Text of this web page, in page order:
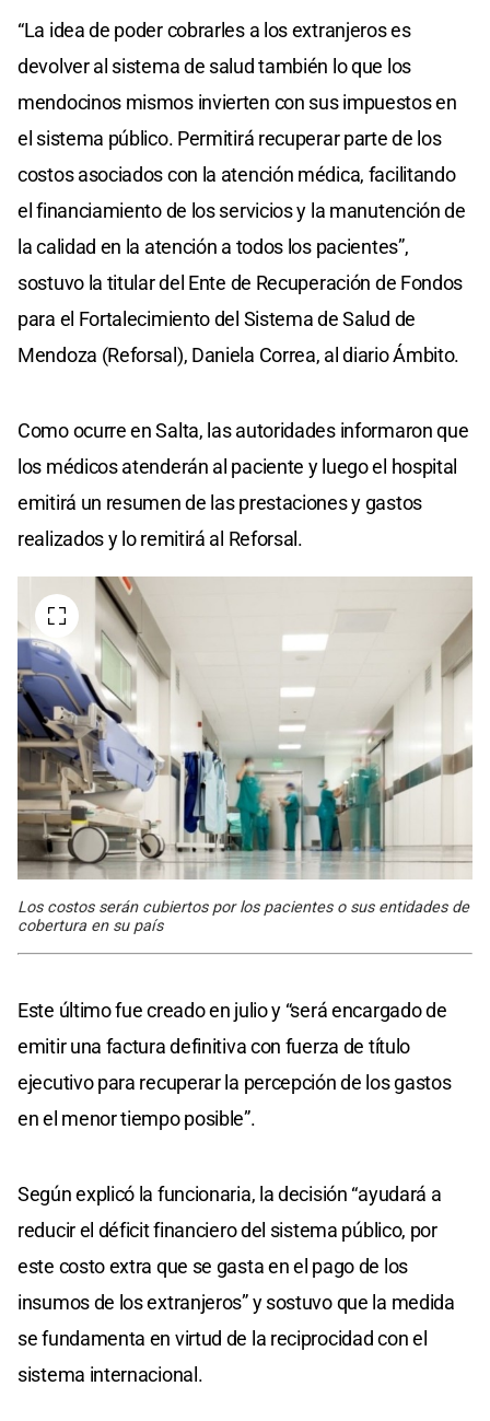
“La idea de poder cobrarles a los extranjeros es
devolver al sistema de salud también lo que los
mendocinos mismos invierten con sus impuestos en
el sistema público. Permitirá recuperar parte de los
costos asociados con la atención médica, facilitando
el financiamiento de los servicios y la manutención de
la calidad en la atención a todos los pacientes”,
sostuvo la titular del Ente de Recuperación de Fondos
para el Fortalecimiento del Sistema de Salud de
Mendoza (Reforsal), Daniela Correa, al diario Ámbito.
Como ocurre en Salta, las autoridades informaron que
los médicos atenderán al paciente y luego el hospital
emitirá un resumen de las prestaciones y gastos
realizados y lo remitirá al Reforsal.
Los costos serán cubiertos por los pacientes o sus entidades de
cobertura en su país
Este último fue creado en julio y “será encargado de
emitir una factura definitiva con fuerza de título
ejecutivo para recuperar la percepción de los gastos
en el menor tiempo posible”.
Según explicó la funcionaria, la decisión “ayudará a
reducir el déficit financiero del sistema público, por
este costo extra que se gasta en el pago de los
insumos de los extranjeros” y sostuvo que la medida
se fundamenta en virtud de la reciprocidad con el
sistema internacional.